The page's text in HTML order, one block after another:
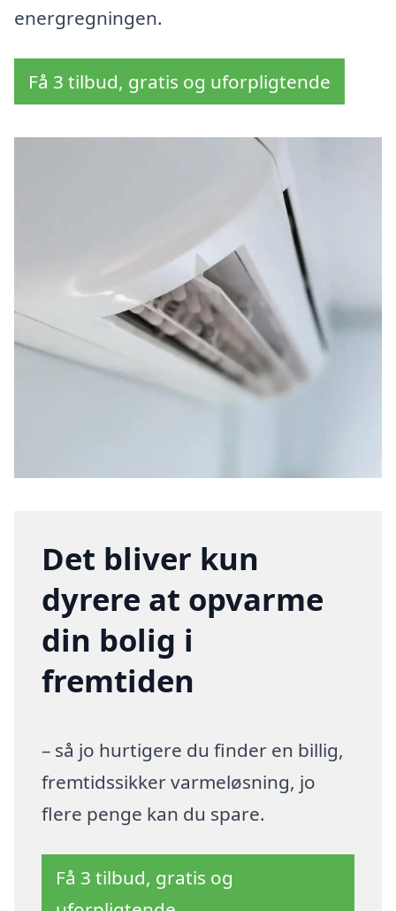
energregningen.
Få 3 tilbud, gratis og uforpligtende
Det bliver kun
dyrere at opvarme
din bolig i
fremtiden
– så jo hurtigere du finder en billig,
fremtidssikker varmeløsning, jo
flere penge kan du spare.
Få 3 tilbud, gratis og